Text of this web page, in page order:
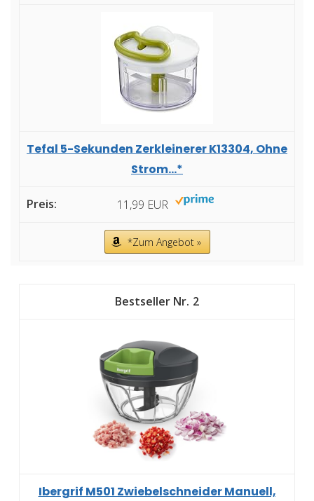
Tefal 5-Sekunden Zerkleinerer K13304, Ohne
Strom...*
11,99 EUR
*Zum Angebot »
2
Ibergrif M501 Zwiebelschneider Manuell,